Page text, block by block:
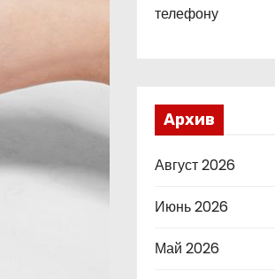
телефону
Архив
Август 2026
Июнь 2026
Май 2026